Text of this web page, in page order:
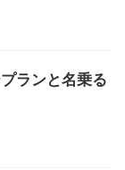
ランと名乗る